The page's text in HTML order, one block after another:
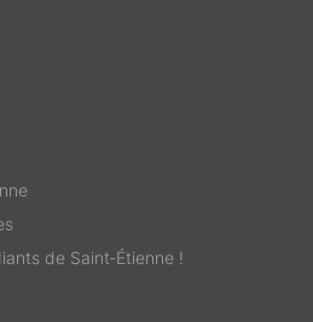
de Saint‑Étienne !